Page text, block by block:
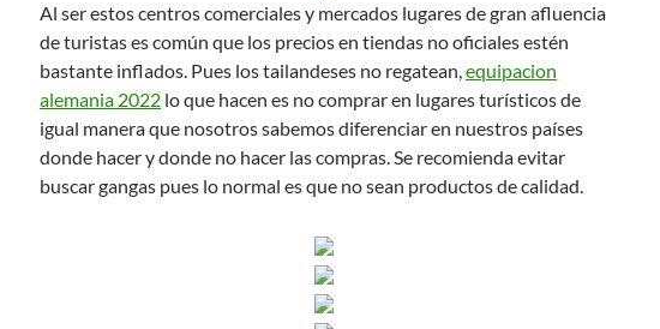
Al ser estos centros comerciales y mercados lugares de gran afluencia
de turistas es común que los precios en tiendas no oficiales estén
bastante inflados. Pues los tailandeses no regatean,equipacion
alemania 2022 lo que hacen es no comprar en lugares turísticos de
igual manera que nosotros sabemos diferenciar en nuestros países
donde hacer y donde no hacer las compras. Se recomienda evitar
buscar gangas pues lo normal es que no sean productos de calidad.